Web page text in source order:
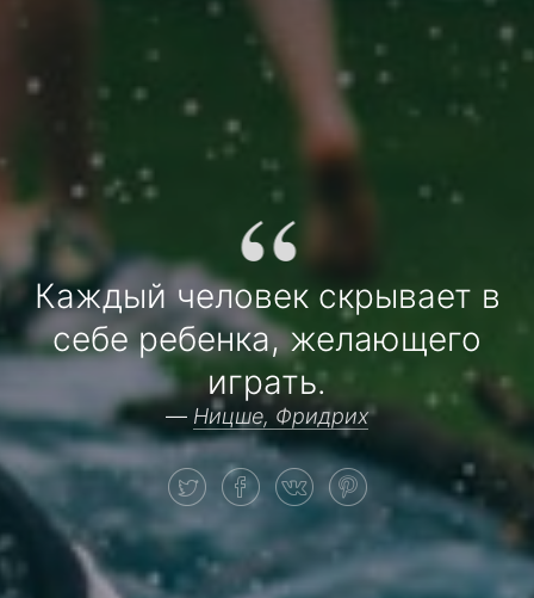
“
Каждый человек скрывает в
себе ребенка, желающего
играть.
— Ницше, Фридрих